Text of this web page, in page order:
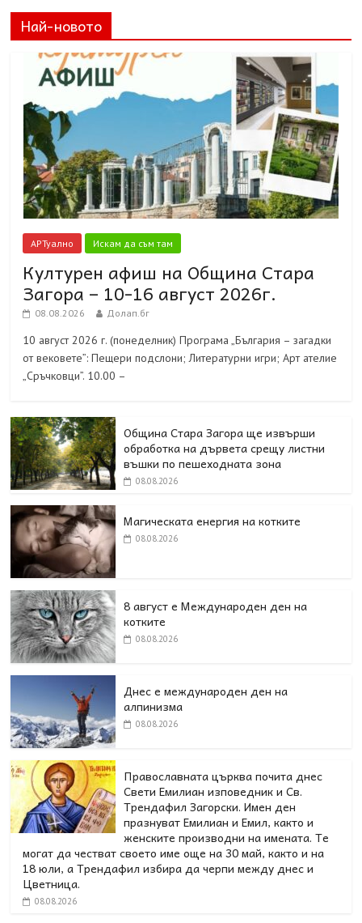
Най-новото
АРТуално Искам да съм там
Културен афиш на Община Стара
Загора – 10-16 август 2026г.
08.08.2026 Долап.бг
10 август 2026 г. (понеделник) Програма „България – загадки
от вековете”: Пещери подслони; Литературни игри; Арт ателие
„Сръчковци”. 10.00 –
Община Стара Загора ще извърши
обработка на дървета срещу листни
въшки по пешеходната зона
08.08.2026
Магическата енергия на котките
08.08.2026
8 август е Международен ден на
котките
08.08.2026
Днес е международен ден на
алпинизма
08.08.2026
Православната църква почита днес
Свети Емилиан изповедник и Св.
Трендафил Загорски. Имен ден
празнуват Емилиан и Емил, както и
женските производни на имената. Те
могат да честват своето име още на 30 май, както и на
18 юли, а Трендафил избира да черпи между днес и
Цветница.
08.08.2026